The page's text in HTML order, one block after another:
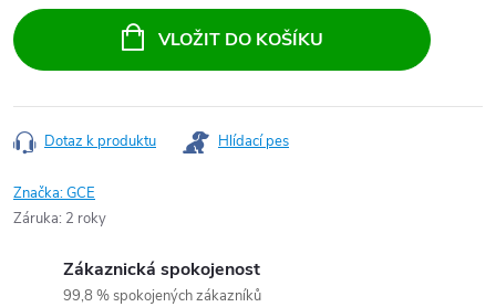
VLOŽIT DO KOŠÍKU
Dotaz k produktu Hlídací pes
Značka:GCE
Záruka: 2 roky
Zákaznická spokojenost
99,8 % spokojených zákazníků